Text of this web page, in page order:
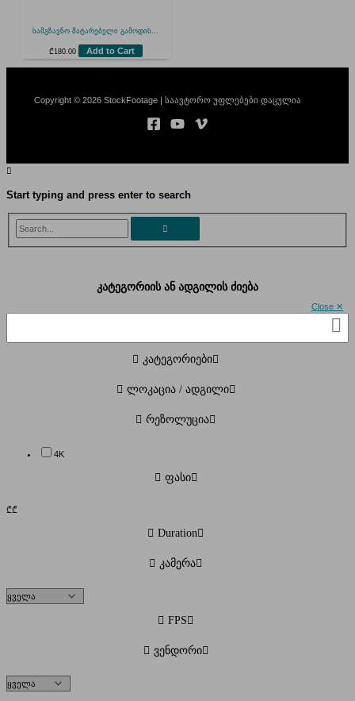
სამგზავნო მატარებელი გამოდის...
₾180.00 Add to Cart
Copyright © 2026 StockFootage | საავტორო უფლებები დაცულია
Start typing and press enter to search
Search...
Close ✕
კატეგორიის ან ადგილის ძიება
კატეგორიები
ლოკაცია / ადგილი
რეზოლუცია
4K
ფასი
₾₾
Duration
კამერა
FPS
ვენდორი